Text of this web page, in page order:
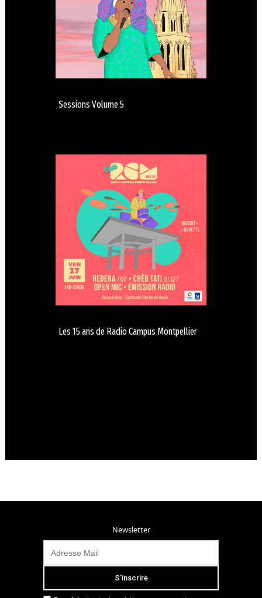
Sessions Volume 5
Les 15 ans de Radio Campus Montpellier
Newsletter